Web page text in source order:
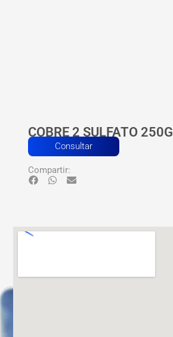
COBRE 2 SULFATO 250G
Consultar
Compartir: